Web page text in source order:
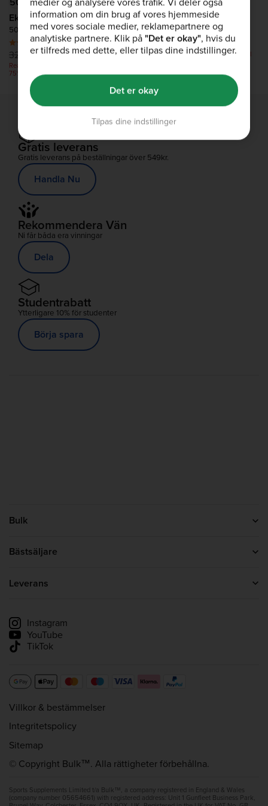
Ekologiskt Macapulver
500g
(109)
325,00 kr 195,00 kr
Realisation på avlöningsdagen: Upp till
75% av – ingen kod behövs
Acaipulver
250g
(305)
390,00 kr 195,00 kr
Realisation på avlöningsdagen: Upp till
Gratis leverans
Gratis leverans på beställningar över 549kr.
Handla Nu
Rekommendera Vän
Ni får båda era vinningar
Dela
Studentrabatt
Ytterligare 10% för studenter
Börja spara
Bulk
Om oss
Bästsäljare
Kreatin
Leverans
Instagram
YouTube
TikTok
Villkor & bestämmelser
Integritetspolicy
Sitemap
© Copyright Bulk™. Alla rättigheter förbehållna.
Sports Supplements Limited t/a Bulk™, a company registered in England & Wales
(company number 05654661) with registered address: Unit 1 Gunfleet Business Park,
information om din brug af vores hjemmeside
med vores sociale medier, reklamepartnere og
analytiske partnere. Klik på"Det er okay", hvis du
er tilfreds med dette, eller tilpas dine indstillinger.
Tilpas dine indstillinger
Det er okay